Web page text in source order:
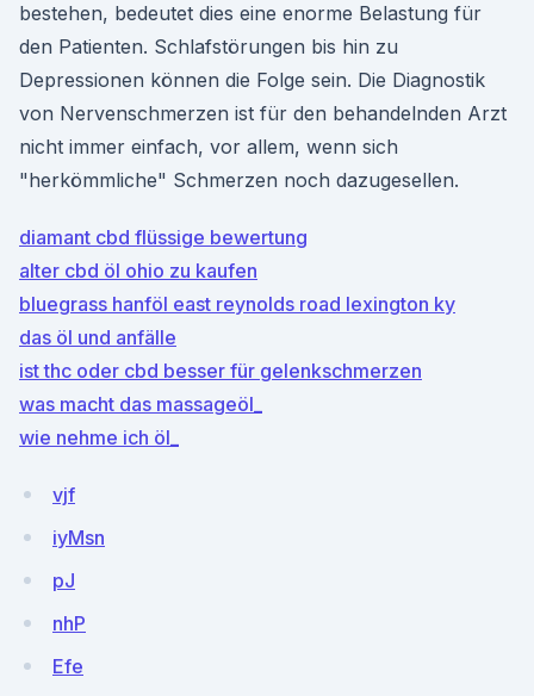
bestehen, bedeutet dies eine enorme Belastung für
den Patienten. Schlafstörungen bis hin zu
Depressionen können die Folge sein. Die Diagnostik
von Nervenschmerzen ist für den behandelnden Arzt
nicht immer einfach, vor allem, wenn sich
"herkömmliche" Schmerzen noch dazugesellen.
diamant cbd flüssige bewertung
alter cbd öl ohio zu kaufen
bluegrass hanföl east reynolds road lexington ky
das öl und anfälle
ist thc oder cbd besser für gelenkschmerzen
was macht das massageöl_
wie nehme ich öl_
vjf
iyMsn
pJ
nhP
Efe